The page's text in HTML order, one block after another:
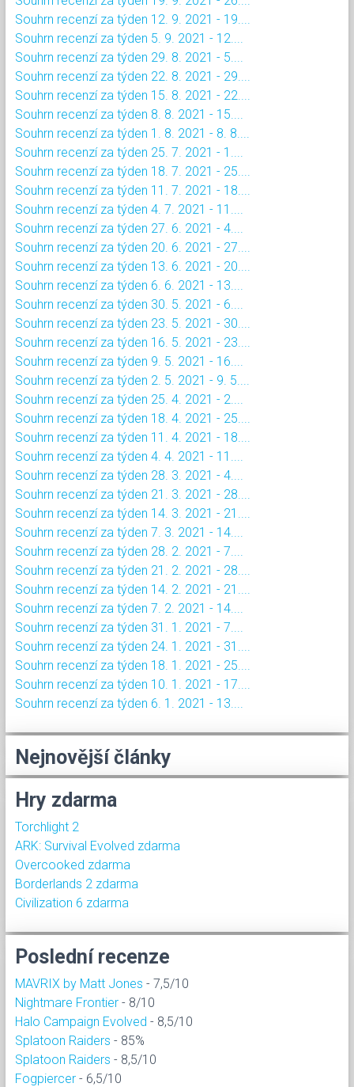
Souhrn recenzí za týden 12. 9. 2021 - 19....
Souhrn recenzí za týden 5. 9. 2021 - 12....
Souhrn recenzí za týden 29. 8. 2021 - 5....
Souhrn recenzí za týden 22. 8. 2021 - 29....
Souhrn recenzí za týden 15. 8. 2021 - 22....
Souhrn recenzí za týden 8. 8. 2021 - 15....
Souhrn recenzí za týden 1. 8. 2021 - 8. 8....
Souhrn recenzí za týden 25. 7. 2021 - 1....
Souhrn recenzí za týden 18. 7. 2021 - 25....
Souhrn recenzí za týden 11. 7. 2021 - 18....
Souhrn recenzí za týden 4. 7. 2021 - 11....
Souhrn recenzí za týden 27. 6. 2021 - 4....
Souhrn recenzí za týden 20. 6. 2021 - 27....
Souhrn recenzí za týden 13. 6. 2021 - 20....
Souhrn recenzí za týden 6. 6. 2021 - 13....
Souhrn recenzí za týden 30. 5. 2021 - 6....
Souhrn recenzí za týden 23. 5. 2021 - 30....
Souhrn recenzí za týden 16. 5. 2021 - 23....
Souhrn recenzí za týden 9. 5. 2021 - 16....
Souhrn recenzí za týden 2. 5. 2021 - 9. 5....
Souhrn recenzí za týden 25. 4. 2021 - 2....
Souhrn recenzí za týden 18. 4. 2021 - 25....
Souhrn recenzí za týden 11. 4. 2021 - 18....
Souhrn recenzí za týden 4. 4. 2021 - 11....
Souhrn recenzí za týden 28. 3. 2021 - 4....
Souhrn recenzí za týden 21. 3. 2021 - 28....
Souhrn recenzí za týden 14. 3. 2021 - 21....
Souhrn recenzí za týden 7. 3. 2021 - 14....
Souhrn recenzí za týden 28. 2. 2021 - 7....
Souhrn recenzí za týden 21. 2. 2021 - 28....
Souhrn recenzí za týden 14. 2. 2021 - 21....
Souhrn recenzí za týden 7. 2. 2021 - 14....
Souhrn recenzí za týden 31. 1. 2021 - 7....
Souhrn recenzí za týden 24. 1. 2021 - 31....
Souhrn recenzí za týden 18. 1. 2021 - 25....
Souhrn recenzí za týden 10. 1. 2021 - 17....
Souhrn recenzí za týden 6. 1. 2021 - 13....
Nejnovější články
Hry zdarma
Torchlight 2
ARK: Survival Evolved zdarma
Overcooked zdarma
Borderlands 2 zdarma
Civilization 6 zdarma
Poslední recenze
MAVRIX by Matt Jones - 7,5/10
Nightmare Frontier - 8/10
Halo Campaign Evolved - 8,5/10
Splatoon Raiders - 85%
Splatoon Raiders - 8,5/10
Fogpiercer - 6,5/10